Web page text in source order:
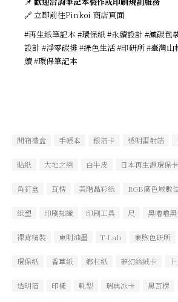
🔗 立即前往Pinkoi 商店頁面
#再生紙筆記本 #環保紙 #永續設計 #減碳包
設計 #淨零碳排 #綠色生活 #印研所 #臺灣山
續 #環保筆記本
開箱禮盒 手帳本 銀箔卡 透明雷射箔
貼紙 大地之戀 白牛皮 日本再生源環保卡
角釘盒 瓦楞 美階晶彩紙 RGB廣色域數
紙塑 印刷知識 印刷工具 尺 黑嚕嚕黑
裸背精裝 東明油墨 T-Lab 東煦色研所
環保紙 香草紙 鄉村紙 夢幻絲絨卡
透明箔 印樣 軋型 瑞典冰卡 黑瓦楞